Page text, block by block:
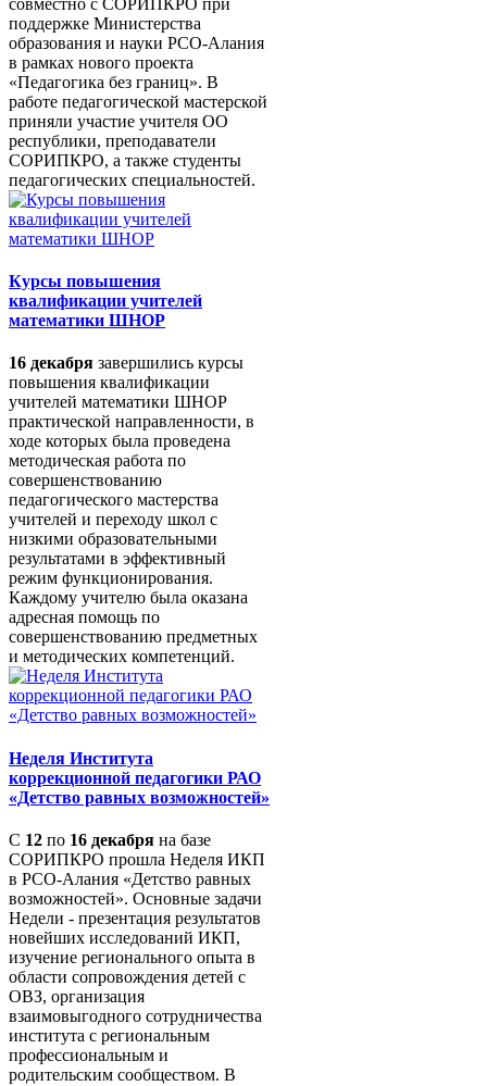
поддержке Министерства
образования и науки РСО-Алания
в рамках нового проекта
«Педагогика без границ». В
работе педагогической мастерской
приняли участие учителя ОО
республики, преподаватели
СОРИПКРО, а также студенты
педагогических специальностей.
Курсы повышения
квалификации учителей
математики ШНОР
16 декабря завершились курсы
повышения квалификации
учителей математики ШНОР
практической направленности, в
ходе которых была проведена
методическая работа по
совершенствованию
педагогического мастерства
учителей и переходу школ с
низкими образовательными
результатами в эффективный
режим функционирования.
Каждому учителю была оказана
адресная помощь по
совершенствованию предметных
и методических компетенций.
Неделя Института
коррекционной педагогики РАО
«Детство равных возможностей»
С 12 по 16 декабря на базе
СОРИПКРО прошла Неделя ИКП
в РСО-Алания «Детство равных
возможностей». Основные задачи
Недели - презентация результатов
новейших исследований ИКП,
изучение регионального опыта в
области сопровождения детей с
ОВЗ, организация
взаимовыгодного сотрудничества
института с региональным
профессиональным и
родительским сообществом. В